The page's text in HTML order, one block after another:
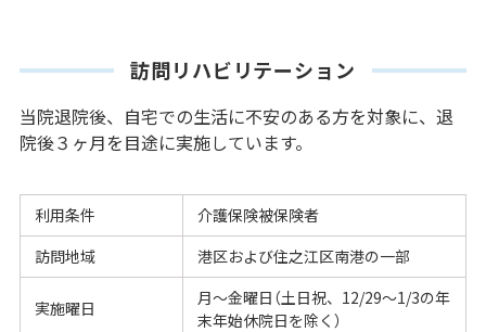
訪問リハビリテーション
当院退院後、自宅での生活に不安のある方を対象に、退
院後３ヶ月を目途に実施しています。
利用条件
介護保険被保険者
訪問地域
港区および住之江区南港の一部
実施曜日
月～金曜日（土日祝、12/29～1/3の年
末年始休院日を除く）